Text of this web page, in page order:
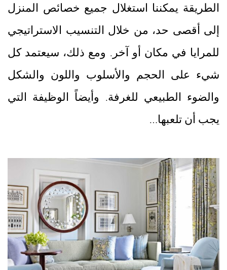
الطريقة يمكننا استغلال جميع خصائص المنزل
إلى أقصى حد، من خلال التنسيب الاستراتيجي
للمرايا في مكان أو آخر. ومع ذلك، سيعتمد كل
شيء على الحجم والأسلوب واللون والشكل
والضوء الطبيعي للغرفة. وأيضاً الوظيفة التي
يجب أن تلعبها…